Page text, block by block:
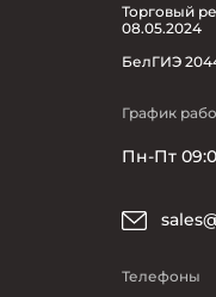
Торговый
08.05.2024
БелГИЭ
График
Пн-Пт
Телефоны